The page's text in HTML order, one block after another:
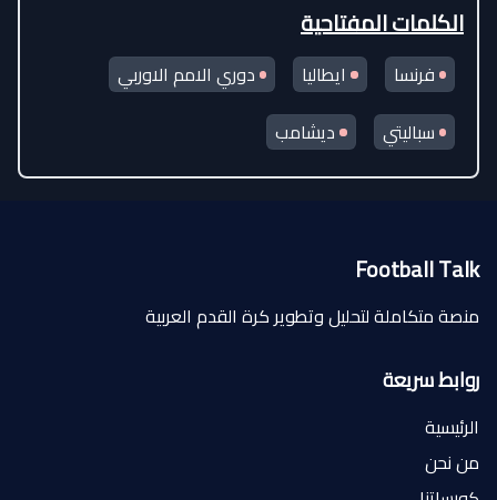
الكلمات المفتاحية
فرنسا ايطاليا
دوري الامم الاوربي
سباليتي
ديشامب
Football Talk
منصة متكاملة لتحليل وتطوير كرة القدم العربية
روابط سريعة
الرئيسية
من نحن